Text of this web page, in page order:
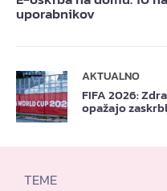
uporabnikov
AKTUALNO
FIFA 2026:
opažajo
TEME